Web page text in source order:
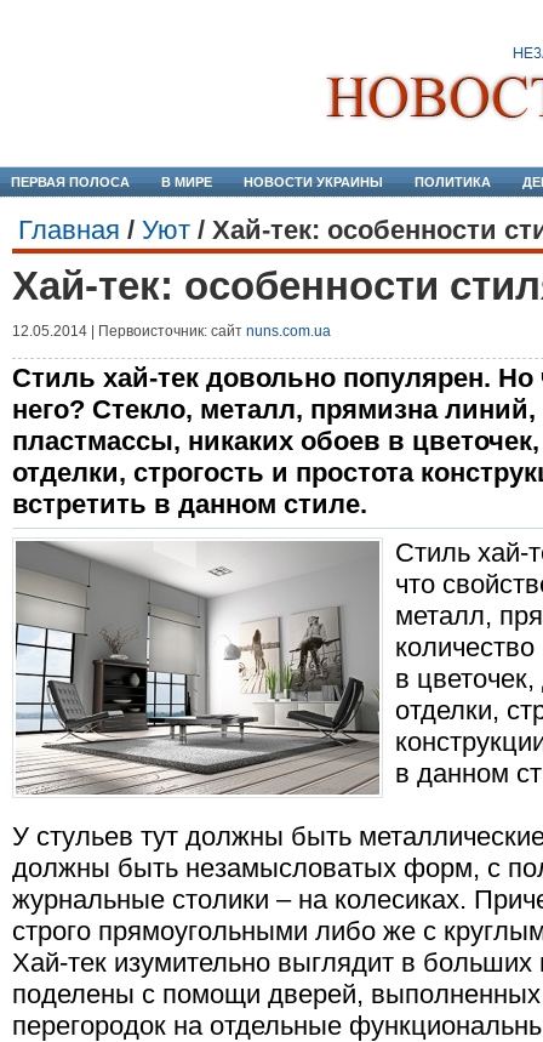
ПЕРВАЯ ПОЛОСА В МИРЕ НОВОСТИ УКРАИНЫ ПОЛИТИКА
Главная / Уют / Хай-тек: особенности
Хай-тек: особенности
12.05.2014 | Первоисточник: сайт nuns.com.ua
Стиль хай-тек довольно популярен.
него? Стекло, металл, прямизна
пластмассы, никаких обоев в
отделки, строгость и простота
встретить в данном стиле.
Стиль хай-
что
металл,
в
отделки,
в данном
У стульев тут должны быть
должны быть незамысловатых форм, с
журнальные столики – на колесиках.
строго прямоугольными либо же с
Хай-тек изумительно выглядит в
поделены с помощи дверей,
перегородок на отдельные